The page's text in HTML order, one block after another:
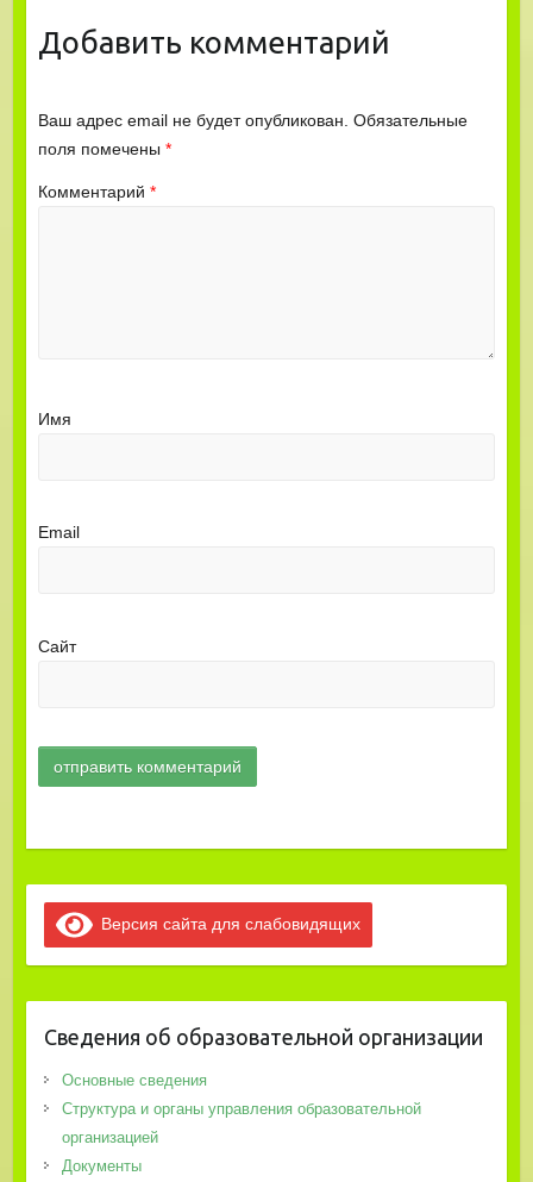
Добавить комментарий
Ваш адрес email не будет опубликован. Обязательные
поля помечены *
Комментарий *
Имя
Email
Сайт
Версия сайта для слабовидящих
Сведения об образовательной организации
Основные сведения
Структура и органы управления образовательной
организацией
Документы